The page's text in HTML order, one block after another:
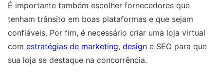
É importante também escolher fornecedores que
tenham trânsito em boas plataformas e que sejam
confiáveis. Por fim, é necessário criar uma loja virtual
com estratégias de marketing, design e SEO para que
sua loja se destaque na concorrência.